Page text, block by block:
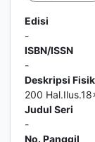
Edisi
-
ISBN/ISSN
-
Deskripsi Fisik
200
Judul Seri
-
No. Panggil